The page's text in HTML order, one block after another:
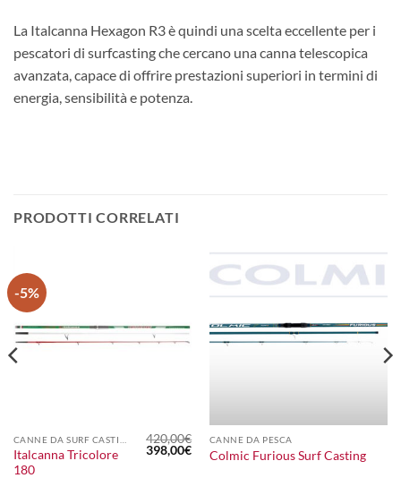
La Italcanna Hexagon R3 è quindi una scelta eccellente per i
pescatori di surfcasting che cercano una canna telescopica
avanzata, capace di offrire prestazioni superiori in termini di
energia, sensibilità e potenza.
PRODOTTI CORRELATI
-5%
Italcanna Tricolore
180
420,00€
Il
prezzo
398,00€Il
prezzo
CANNE DA PESCA
Colmic Furious Surf Casting